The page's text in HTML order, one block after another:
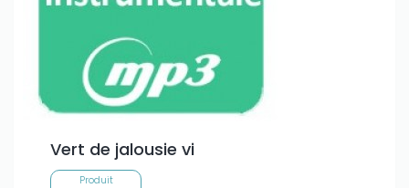
Vert de jalousie vi
Produit